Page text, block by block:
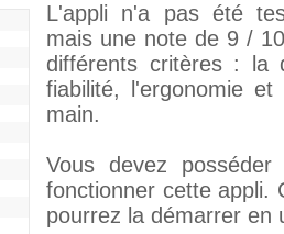
L'appli n'a pas été
mais une note de 9 /
différents critères : la
fiabilité, l'ergonomie
main.
Vous devez
fonctionner cette appli.
pourrez la démarrer en